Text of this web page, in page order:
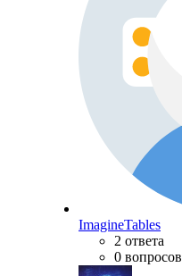
ImagineTables
2 ответа
0 вопросов